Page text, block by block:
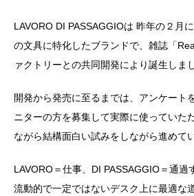
LAVORO DI PASSAGGIOは 昨年の２月
の文具に特化したブランドで、雑誌「
ァクトリーとの共同開発により誕生し
開発から発売に至るまでは、アンケート
ニターの方を募集して実際に使っていた
ながら結構面白い試みをしながら進め
LAVORO＝仕事、DI PASSAGGIO＝通過
流動的で一定ではないデスク上に最適な